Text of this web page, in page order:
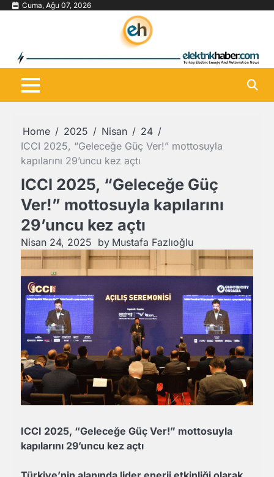
Skip Cuma, Ağu 07, 2026
Home 2025 Nisan
24
ICCI 2025, “Geleceğe Güç Ver!” mottosuyla
kapılarını 29’uncu kez açtı
ICCI 2025, “Geleceğe Güç
Ver!” mottosuyla kapılarını
29’uncu kez açtı
Nisan 24, 2025 by Mustafa Fazlıoğlu
ICCI 2025, “Geleceğe Güç Ver!” mottosuyla
kapılarını 29’uncu kez açtı